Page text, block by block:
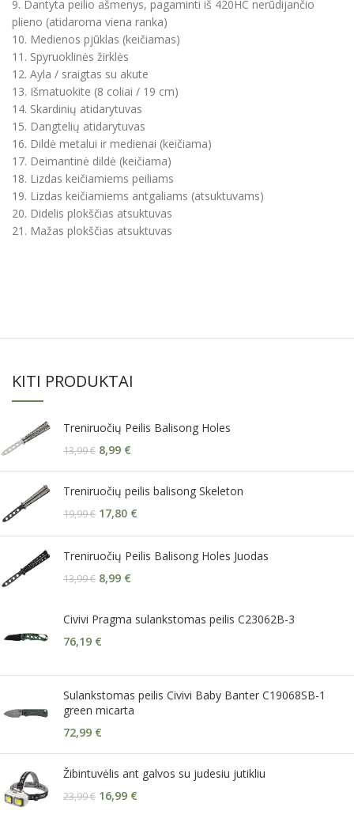
9. Dantyta peilio ašmenys, pagaminti iš 420HC nerūdijančio
plieno (atidaroma viena ranka)
10. Medienos pjūklas (keičiamas)
11. Spyruoklinės žirklės
12. Ayla / sraigtas su akute
13. Išmatuokite (8 coliai / 19 cm)
14. Skardinių atidarytuvas
15. Dangtelių atidarytuvas
16. Dildė metalui ir medienai (keičiama)
17. Deimantinė dildė (keičiama)
18. Lizdas keičiamiems peiliams
19. Lizdas keičiamiems antgaliams (atsuktuvams)
20. Didelis plokščias atsuktuvas
21. Mažas plokščias atsuktuvas
KITI PRODUKTAI
Treniruočių Peilis Balisong Holes
13,99€ 8,99 €
Treniruočių peilis balisong Skeleton
19,99€ 17,80 €
Treniruočių Peilis Balisong Holes Juodas
13,99€ 8,99 €
Civivi Pragma sulankstomas peilis C23062B-3
76,19 €
Sulankstomas peilis Civivi Baby Banter C19068SB-1
green micarta
72,99 €
Žibintuvėlis ant galvos su judesiu jutikliu
23,99€ 16,99 €